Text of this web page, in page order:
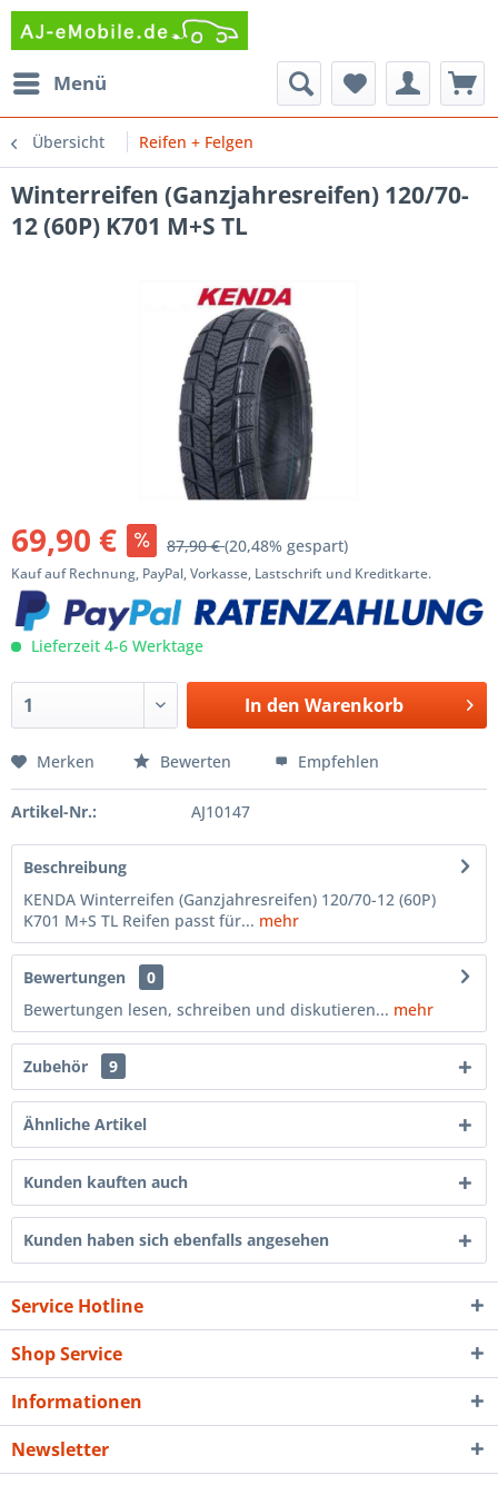
Menü
Übersicht Reifen + Felgen
Winterreifen (Ganzjahresreifen) 120/70-
12 (60P) K701 M+S TL
69,90 € 87,90 €(20,48% gespart)
Kauf auf Rechnung, PayPal, Vorkasse, Lastschrift und Kreditkarte.
Lieferzeit 4-6 Werktage
In den Warenkorb
Merken Bewerten Empfehlen
Artikel-Nr.: AJ10147
Beschreibung
KENDA Winterreifen (Ganzjahresreifen) 120/70-12 (60P)
K701 M+S TL Reifen passt für... mehr
Bewertungen
0
Bewertungen lesen, schreiben und diskutieren... mehr
Zubehör 9
Ähnliche Artikel
Kunden kauften auch
Kunden haben sich ebenfalls angesehen
Service Hotline
Shop Service
Informationen
Newsletter